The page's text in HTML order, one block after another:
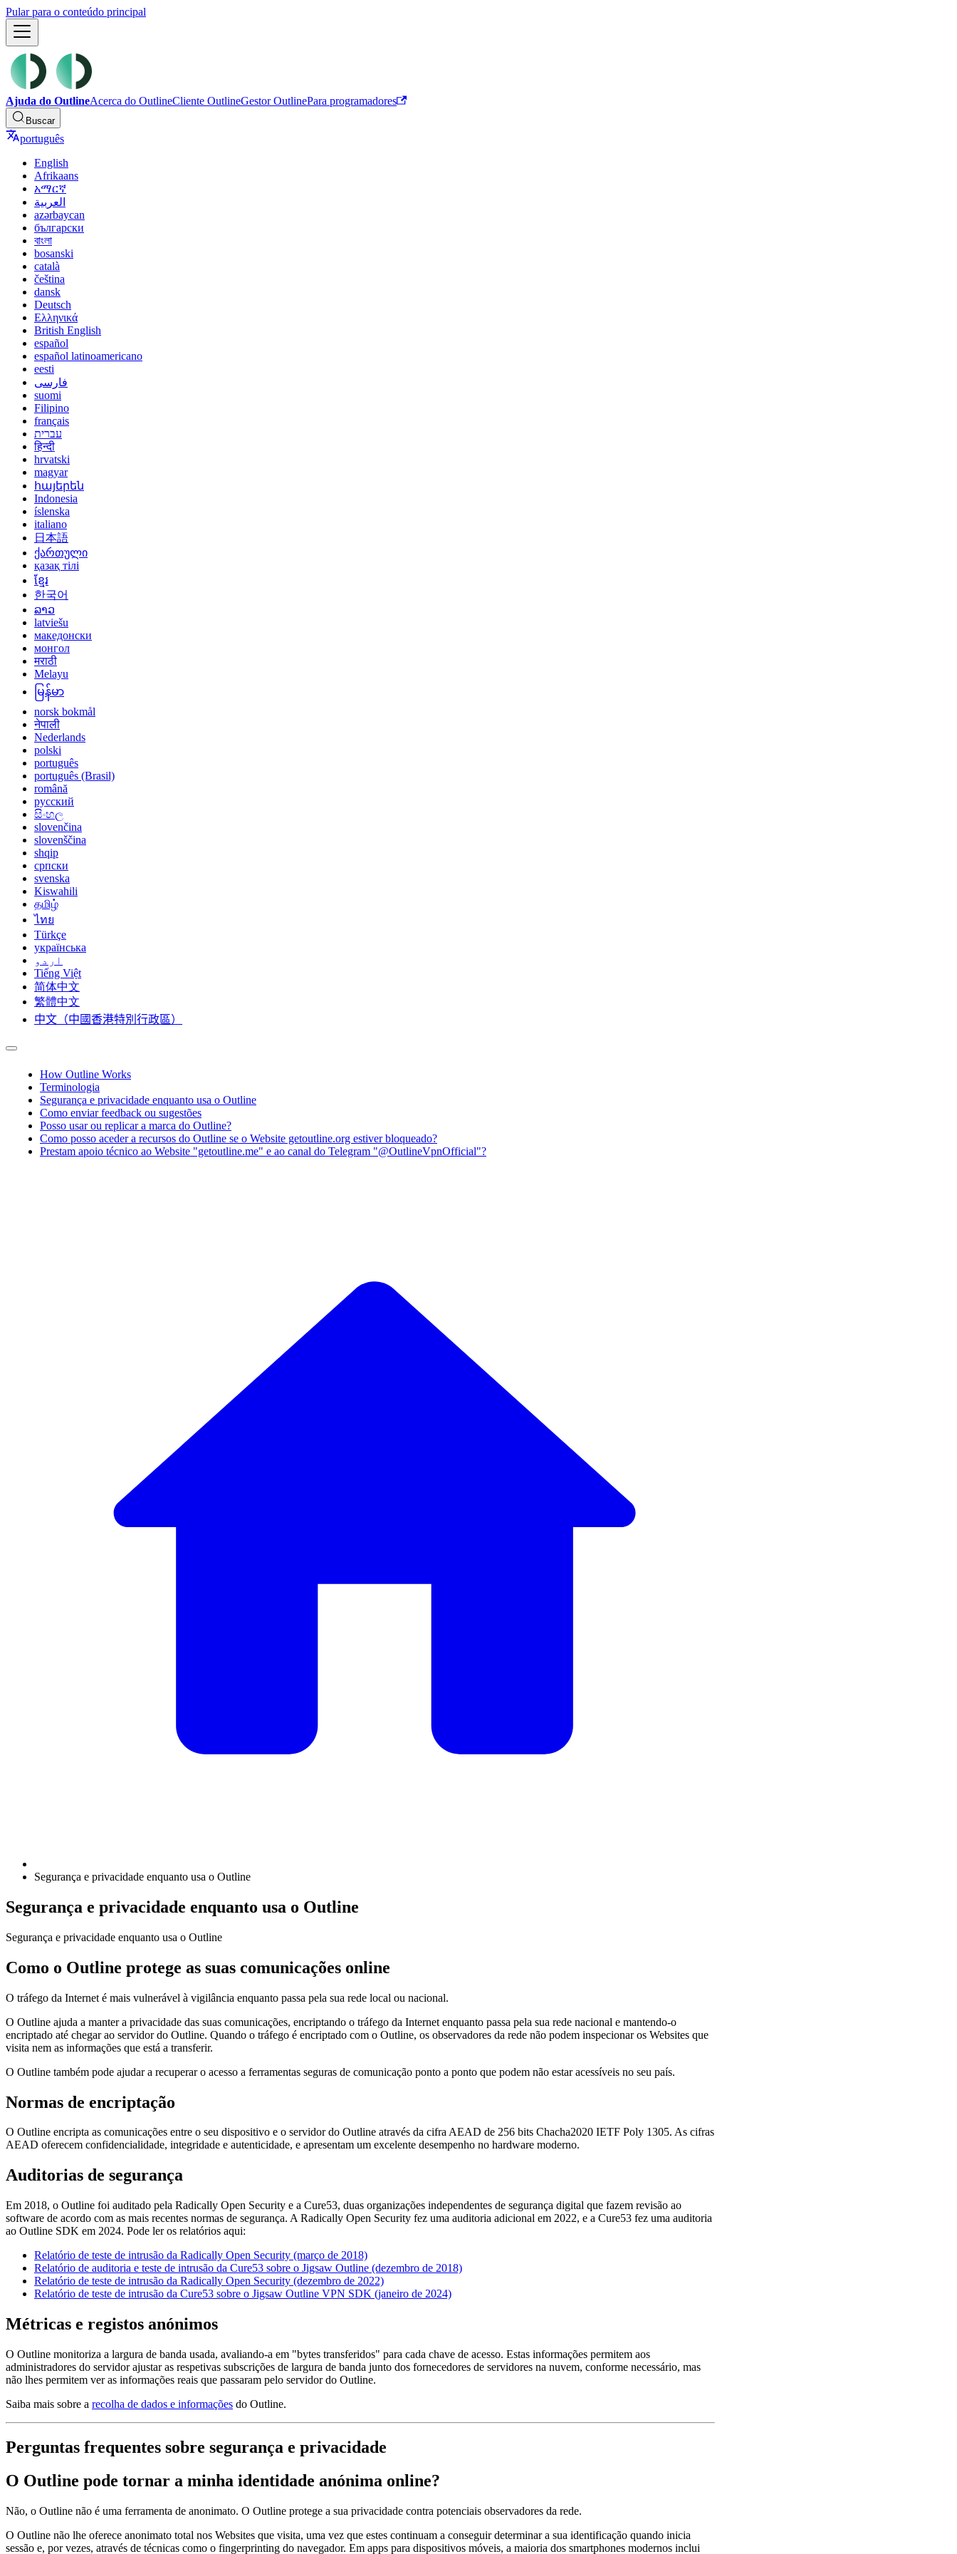
Pular para o conteúdo principal
Ajuda do OutlineAcerca do OutlineCliente OutlineGestor OutlinePara programadores
Buscar
português
English
Afrikaans
አማርኛ
العربية
azərbaycan
български
বাংলা
bosanski
català
čeština
dansk
Deutsch
Ελληνικά
British English
español
español latinoamericano
eesti
فارسی
suomi
Filipino
français
עברית
हिन्दी
hrvatski
magyar
հայերեն
Indonesia
íslenska
italiano
日本語
ქართული
қазақ тілі
ខ្មែរ
한국어
ລາວ
latviešu
македонски
монгол
मराठी
Melayu
မြန်မာ
norsk bokmål
नेपाली
Nederlands
polski
português
português (Brasil)
română
русский
සිංහල
slovenčina
slovenščina
shqip
српски
svenska
Kiswahili
தமிழ்
ไทย
Türkçe
українська
اردو
Tiếng Việt
简体中文
繁體中文
中文（中國香港特別行政區）
How Outline Works
Terminologia
Segurança e privacidade enquanto usa o Outline
Como enviar feedback ou sugestões
Posso usar ou replicar a marca do Outline?
Como posso aceder a recursos do Outline se o Website getoutline.org estiver bloqueado?
Prestam apoio técnico ao Website "getoutline.me" e ao canal do Telegram "@OutlineVpnOfficial"?
Segurança e privacidade enquanto usa o Outline
Segurança e privacidade enquanto usa o Outline
Segurança e privacidade enquanto usa o Outline
Como o Outline protege as suas comunicações online
O tráfego da Internet é mais vulnerável à vigilância enquanto passa pela sua rede local ou nacional.
O Outline ajuda a manter a privacidade das suas comunicações, encriptando o tráfego da Internet enquanto passa pela sua rede nacional e mantendo-o
encriptado até chegar ao servidor do Outline. Quando o tráfego é encriptado com o Outline, os observadores da rede não podem inspecionar os Websites que
visita nem as informações que está a transferir.
O Outline também pode ajudar a recuperar o acesso a ferramentas seguras de comunicação ponto a ponto que podem não estar acessíveis no seu país.
Normas de encriptação
O Outline encripta as comunicações entre o seu dispositivo e o servidor do Outline através da cifra AEAD de 256 bits Chacha2020 IETF Poly 1305. As cifras
AEAD oferecem confidencialidade, integridade e autenticidade, e apresentam um excelente desempenho no hardware moderno.
Auditorias de segurança
Em 2018, o Outline foi auditado pela Radically Open Security e a Cure53, duas organizações independentes de segurança digital que fazem revisão ao
software de acordo com as mais recentes normas de segurança. A Radically Open Security fez uma auditoria adicional em 2022, e a Cure53 fez uma auditoria
ao Outline SDK em 2024. Pode ler os relatórios aqui:
Relatório de teste de intrusão da Radically Open Security (março de 2018)
Relatório de auditoria e teste de intrusão da Cure53 sobre o Jigsaw Outline (dezembro de 2018)
Relatório de teste de intrusão da Radically Open Security (dezembro de 2022)
Relatório de teste de intrusão da Cure53 sobre o Jigsaw Outline VPN SDK (janeiro de 2024)
Métricas e registos anónimos
O Outline monitoriza a largura de banda usada, avaliando-a em "bytes transferidos" para cada chave de acesso. Estas informações permitem aos
administradores do servidor ajustar as respetivas subscrições de largura de banda junto dos fornecedores de servidores na nuvem, conforme necessário, mas
não lhes permitem ver as informações reais que passaram pelo servidor do Outline.
Saiba mais sobre a recolha de dados e informações do Outline.
Perguntas frequentes sobre segurança e privacidade
O Outline pode tornar a minha identidade anónima online?
Não, o Outline não é uma ferramenta de anonimato. O Outline protege a sua privacidade contra potenciais observadores da rede.
O Outline não lhe oferece anonimato total nos Websites que visita, uma vez que estes continuam a conseguir determinar a sua identificação quando inicia
sessão e, por vezes, através de técnicas como o fingerprinting do navegador. Em apps para dispositivos móveis, a maioria dos smartphones modernos inclui